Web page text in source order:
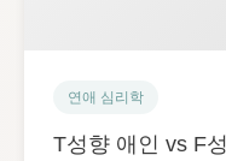
연애 심리학
T성향 애인 vs F